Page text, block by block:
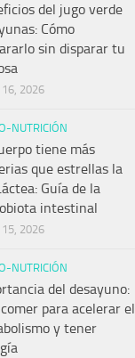
del jugo verde
Cómo
sin disparar tu
16, 2026
NUTRICIÓN
tiene más
que estrellas la
Guía de la
intestinal
15, 2026
NUTRICIÓN
del desayuno:
para acelerar el
y tener